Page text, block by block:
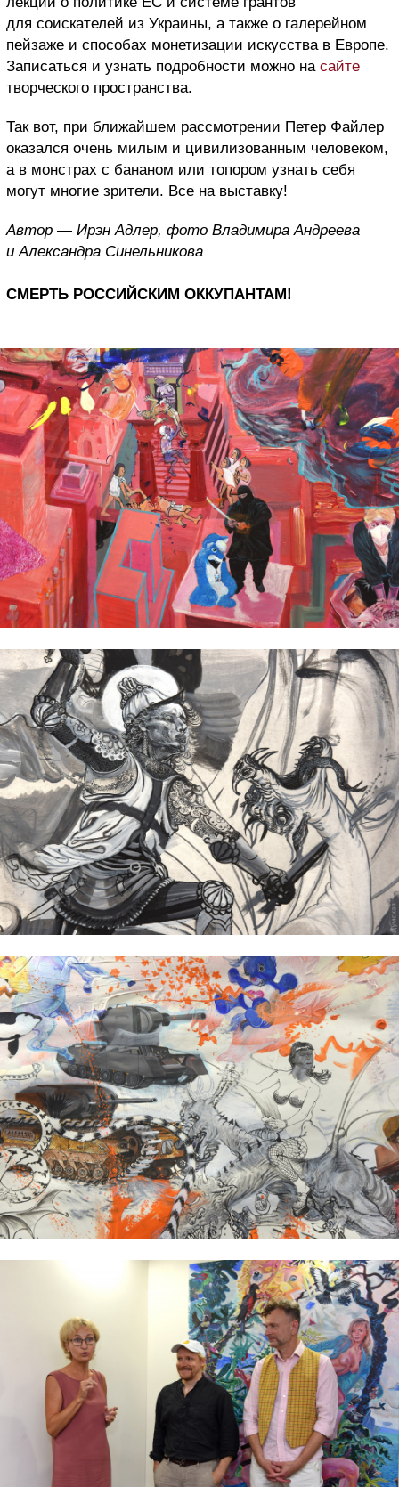
для соискателей из Украины, а также о галерейном
пейзаже и способах монетизации искусства в Европе.
Записаться и узнать подробности можно на сайте
творческого пространства.
Так вот, при ближайшем рассмотрении Петер Файлер
оказался очень милым и цивилизованным человеком,
а в монстрах с бананом или топором узнать себя
могут многие зрители. Все на выставку!
Автор — Ирэн Адлер, фото Владимира Андреева
и Александра Синельникова
СМЕРТЬ РОССИЙСКИМ ОККУПАНТАМ!